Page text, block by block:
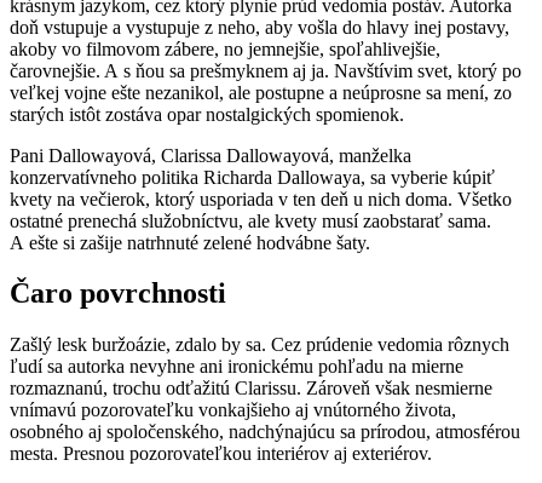
krásnym jazykom, cez ktorý plynie prúd vedomia postáv. Autorka
doň vstupuje a vystupuje z neho, aby vošla do hlavy inej postavy,
akoby vo filmovom zábere, no jemnejšie, spoľahlivejšie,
čarovnejšie. A s ňou sa prešmyknem aj ja. Navštívim svet, ktorý po
veľkej vojne ešte nezanikol, ale postupne a neúprosne sa mení, zo
starých istôt zostáva opar nostalgických spomienok.
Pani Dallowayová, Clarissa Dallowayová, manželka
konzervatívneho politika Richarda Dallowaya, sa vyberie kúpiť
kvety na večierok, ktorý usporiada v ten deň u nich doma. Všetko
ostatné prenechá služobníctvu, ale kvety musí zaobstarať sama.
A ešte si zašije natrhnuté zelené hodvábne šaty.
Čaro povrchnosti
Zašlý lesk buržoázie, zdalo by sa. Cez prúdenie vedomia rôznych
ľudí sa autorka nevyhne ani ironickému pohľadu na mierne
rozmaznanú, trochu odťažitú Clarissu. Zároveň však nesmierne
vnímavú pozorovateľku vonkajšieho aj vnútorného života,
osobného aj spoločenského, nadchýnajúcu sa prírodou, atmosférou
mesta. Presnou pozorovateľkou interiérov aj exteriérov.